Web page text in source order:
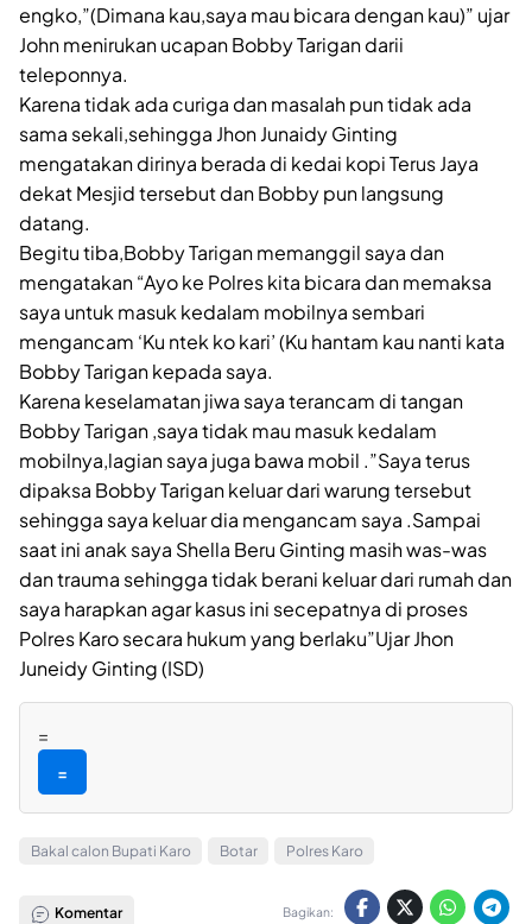
engko,”(Dimana kau,saya mau bicara dengan kau)” ujar
John menirukan ucapan Bobby Tarigan darii
teleponnya.
Karena tidak ada curiga dan masalah pun tidak ada
sama sekali,sehingga Jhon Junaidy Ginting
mengatakan dirinya berada di kedai kopi Terus Jaya
dekat Mesjid tersebut dan Bobby pun langsung
datang.
Begitu tiba,Bobby Tarigan memanggil saya dan
mengatakan “Ayo ke Polres kita bicara dan memaksa
saya untuk masuk kedalam mobilnya sembari
mengancam ‘Ku ntek ko kari’ (Ku hantam kau nanti kata
Bobby Tarigan kepada saya.
Karena keselamatan jiwa saya terancam di tangan
Bobby Tarigan ,saya tidak mau masuk kedalam
mobilnya,lagian saya juga bawa mobil .”Saya terus
dipaksa Bobby Tarigan keluar dari warung tersebut
sehingga saya keluar dia mengancam saya .Sampai
saat ini anak saya Shella Beru Ginting masih was-was
dan trauma sehingga tidak berani keluar dari rumah dan
saya harapkan agar kasus ini secepatnya di proses
Polres Karo secara hukum yang berlaku”Ujar Jhon
Juneidy Ginting (ISD)
=
=
Bakal calon Bupati Karo Botar Polres Karo
Komentar Bagikan: